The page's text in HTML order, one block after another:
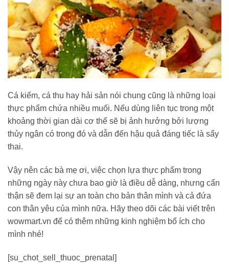
Cá kiếm, cá thu hay hải sản nói chung cũng là những loại
thực phẩm chứa nhiều muối. Nếu dùng liên tục trong một
khoảng thời gian dài cơ thể sẽ bị ảnh hưởng bởi lượng
thủy ngân có trong đó và dẫn đến hậu quả đáng tiếc là sẩy
thai.
Vậy nên các bà mẹ ơi, việc chọn lựa thực phẩm trong
những ngày này chưa bao giờ là điều dễ dàng, nhưng cẩn
thận sẽ đem lại sự an toàn cho bản thân mình và cả đứa
con thân yêu của mình nữa. Hãy theo dõi các bài viết trên
wowmart.vn để có thêm những kinh nghiệm bổ ích cho
mình nhé!
[su_chot_sell_thuoc_prenatal]